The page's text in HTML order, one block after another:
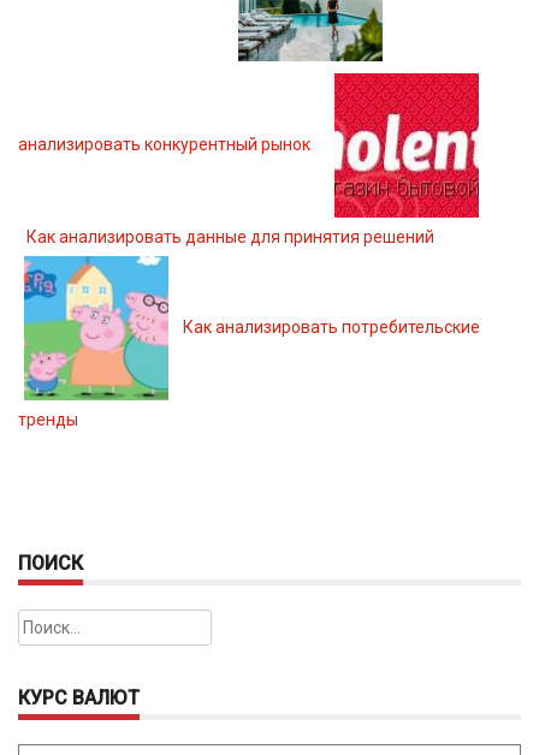
анализировать конкурентный рынок
Как анализировать данные для принятия решений
Как анализировать потребительские
тренды
ПОИСК
Найти:
КУРС ВАЛЮТ